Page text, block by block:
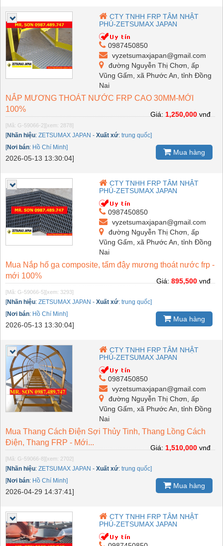
CTY TNHH FRP TÂM NHẬT
PHÚ-ZETSUMAX JAPAN
0987450850
vyzetsumaxjapan@gmail.com
đường Nguyễn Thị Chơn, ấp
Vũng Gấm, xã Phước An, tỉnh Đồng
Nai
NẮP MƯƠNG THOÁT NƯỚC FRP CAO 30MM-MỚI
100%
[Mã: G-59066-2] [xem: 2878]
[Nhãn hiệu: ZETSUMAX JAPAN - Xuất xứ: trung quốc]
[Nơi bán: Hồ Chí Minh]
2026-05-13 13:30:04]
Giá:1,250,000vnđ
Mua hàng
CTY TNHH FRP TÂM NHẬT
PHÚ-ZETSUMAX JAPAN
0987450850
vyzetsumaxjapan@gmail.com
đường Nguyễn Thị Chơn, ấp
Vũng Gấm, xã Phước An, tỉnh Đồng
Nai
Mua Nắp hố ga composite, tấm đậy mương thoát nước frp -
mới 100%
[Mã: G-59066-5] [xem: 3293]
[Nhãn hiệu: ZETSUMAX JAPAN - Xuất xứ: trung quốc]
[Nơi bán: Hồ Chí Minh]
2026-05-13 13:30:04]
Giá:895,500vnđ
Mua hàng
CTY TNHH FRP TÂM NHẬT
PHÚ-ZETSUMAX JAPAN
0987450850
vyzetsumaxjapan@gmail.com
đường Nguyễn Thị Chơn, ấp
Vũng Gấm, xã Phước An, tỉnh Đồng
Nai
Mua Thang Cách Điện Sợi Thủy Tinh, Thang Lồng Cách
Điện, Thang FRP - Mới...
[Mã: G-59066-8] [xem: 2702]
[Nhãn hiệu: ZETSUMAX JAPAN - Xuất xứ: trung quốc]
[Nơi bán: Hồ Chí Minh]
2026-04-29 14:37:41]
Giá:1,510,000vnđ
Mua hàng
CTY TNHH FRP TÂM NHẬT
PHÚ-ZETSUMAX JAPAN